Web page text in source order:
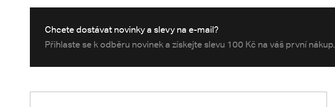
Chcete dostávat novinky a slevy na e-mail?
Přihlaste se k odběru novinek a získejte slevu 100 Kč na váš první nákup.